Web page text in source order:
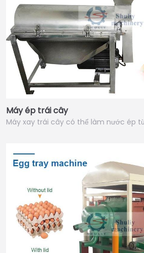
Máy ép trái cây
Máy xay trái cây có thể làm nước ép